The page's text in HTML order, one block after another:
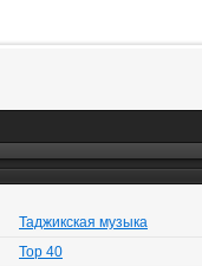
Таджикская музыка
Top 40